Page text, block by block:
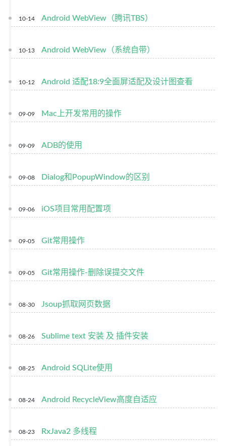
10-14 Android WebView（腾讯TBS）
10-13 Android WebView（系统自带）
10-12 Android 适配18:9全面屏适配及设计图查看
09-09 Mac上开发常用的操作
09-09 ADB的使用
09-08 Dialog和PopupWindow的区别
09-06 iOS项目常用配置项
09-05 Git常用操作
09-05 Git常用操作-删除误提交文件
08-30 Jsoup抓取网页数据
08-26 Sublime text 安装 及 插件安装
08-25 Android SQLite使用
08-24 Android RecycleView高度自适应
08-23 RxJava2 多线程